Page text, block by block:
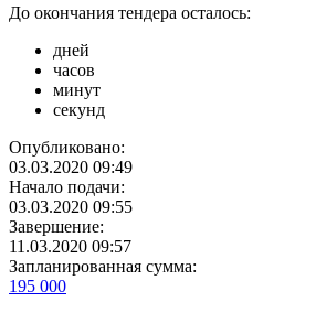
До окончания тендера осталось:
дней
часов
минут
секунд
Опубликовано:
03.03.2020 09:49
Начало подачи:
03.03.2020 09:55
Завершение:
11.03.2020 09:57
Запланированная сумма:
195 000